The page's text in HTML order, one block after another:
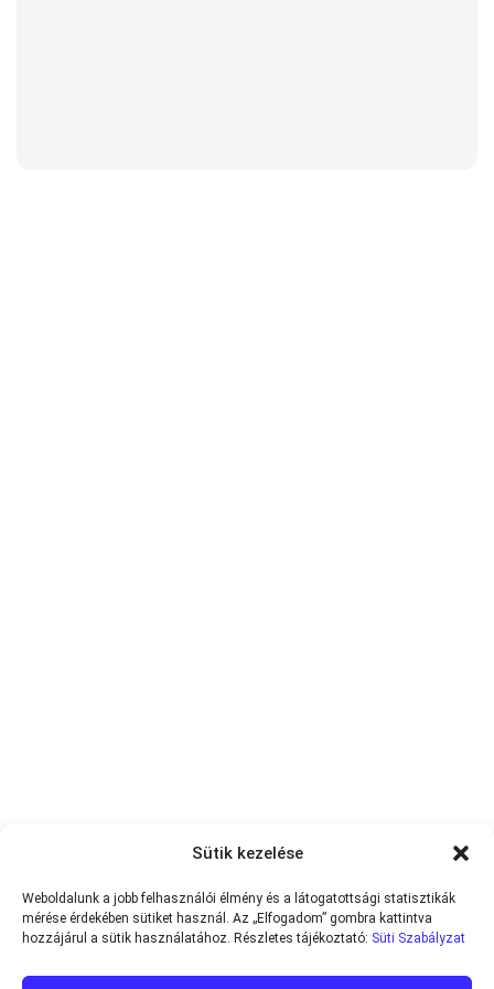
Sütik kezelése
Weboldalunk a jobb felhasználói élmény és a látogatottsági statisztikák
mérése érdekében sütiket használ. Az „Elfogadom” gombra kattintva
hozzájárul a sütik használatához. Részletes tájékoztató: Süti Szabályzat